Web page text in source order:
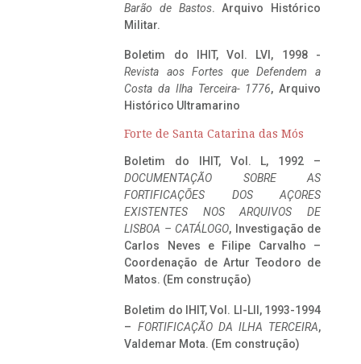
Barão de Bastos. Arquivo Histórico
Militar.
Boletim do IHIT, Vol. LVI, 1998 -
Revista aos Fortes que Defendem a
Costa da Ilha Terceira- 1776, Arquivo
Histórico Ultramarino
Forte de Santa Catarina das Mós
Boletim do IHIT, Vol. L, 1992 –
DOCUMENTAÇÃO SOBRE AS
FORTIFICAÇÕES DOS AÇORES
EXISTENTES NOS ARQUIVOS DE
LISBOA – CATÁLOGO, Investigação de
Carlos Neves e Filipe Carvalho –
Coordenação de Artur Teodoro de
Matos. (Em construção)
Boletim do IHIT, Vol. LI-LII, 1993-1994
– FORTIFICAÇÃO DA ILHA TERCEIRA,
Valdemar Mota. (Em construção)